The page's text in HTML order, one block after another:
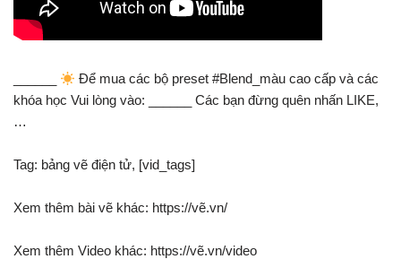
Để mua các bộ preset #Blend_màu cao cấp và các
khóa học Vui lòng vào: ______ Các bạn đừng quên nhấn LIKE,
…
Tag: bảng vẽ điện tử, [vid_tags]
Xem thêm bài vẽ khác: https://vẽ.vn/
Xem thêm Video khác: https://vẽ.vn/video